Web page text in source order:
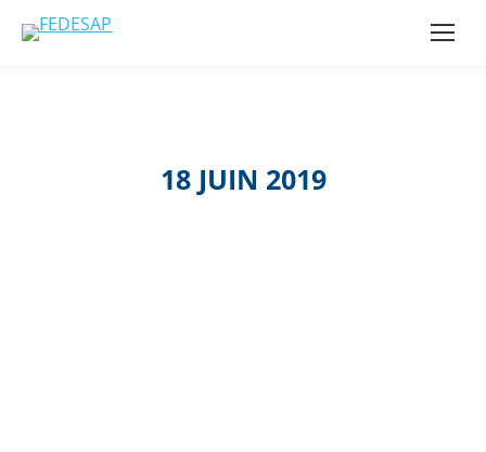
18 JUIN 2019